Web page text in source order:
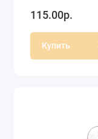
115.00р.
Купить